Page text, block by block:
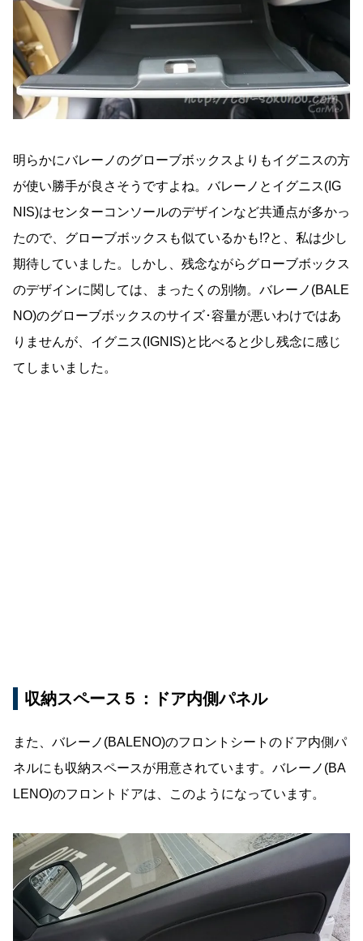
明らかにバレーノのグローブボックスよりもイグニスの方
が使い勝手が良さそうですよね。バレーノとイグニス(IG
NIS)はセンターコンソールのデザインなど共通点が多かっ
たので、グローブボックスも似ているかも!?と、私は少し
期待していました。しかし、残念ながらグローブボックス
のデザインに関しては、まったくの別物。バレーノ(BALE
NO)のグローブボックスのサイズ･容量が悪いわけではあ
りませんが、イグニス(IGNIS)と比べると少し残念に感じ
てしまいました。
収納スペース５：ドア内側パネル
また、バレーノ(BALENO)のフロントシートのドア内側パ
ネルにも収納スペースが用意されています。バレーノ(BA
LENO)のフロントドアは、このようになっています。